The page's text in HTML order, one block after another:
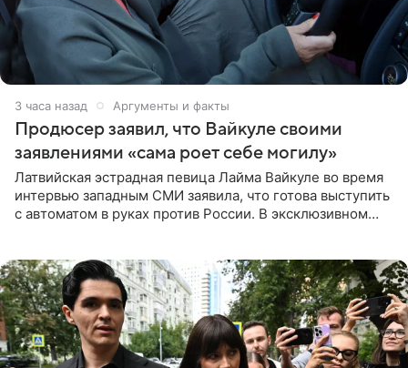
3 часа назад Аргументы и факты
Продюсер заявил, что Вайкуле своими
заявлениями «сама роет себе могилу»
Латвийская эстрадная певица Лайма Вайкуле во время
интервью западным СМИ заявила, что готова выступить
с автоматом в руках против России. В эксклюзивном